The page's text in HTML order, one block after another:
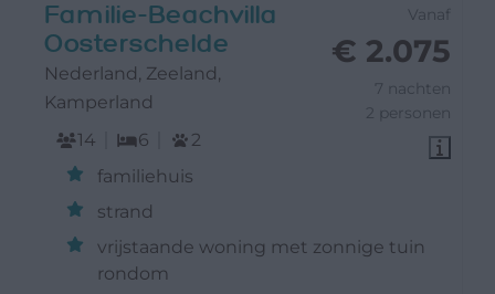
Vanaf
€ 2.075
7 nachten
2 personen
Familie-Beachvilla
Oosterschelde
Nederland, Zeeland,
Kamperland
14
6
2
familiehuis
strand
vrijstaande woning met zonnige tuin
rondom